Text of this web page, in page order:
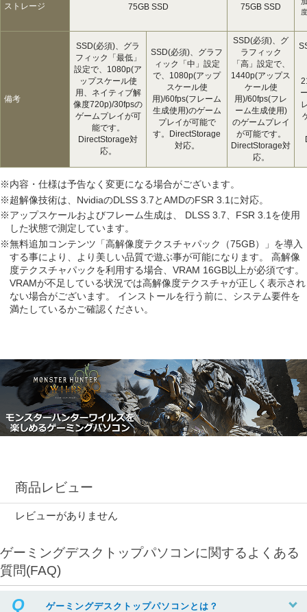
ストレージ 75GB SSD 75GB SSD
備考
SSD(必須)、グラ
フィック「最低」
設定で、1080p(ア
ップスケール使
用、ネイティブ解
像度720p)/30fpsの
ゲームプレイが可
能です。
DirectStorage対
応。
SSD(必須)、グラフ
ィック「中」設定
で、1080p(アップ
スケール使
用)/60fps(フレーム
生成使用)のゲーム
プレイが可能で
す。DirectStorage
対応。
SSD(必須)、グ
ラフィック
「高」設定で、
1440p(アップス
ケール使
用)/60fps(フレ
ーム生成使用)
のゲームプレイ
が可能です。
DirectStorage対
応。
※内容・仕様は予告なく変更になる場合がございます。
※超解像技術は、NvidiaのDLSS 3.7とAMDのFSR 3.1に対応。
※アップスケールおよびフレーム生成は、 DLSS 3.7、FSR 3.1を使用
した状態で測定しています。
※無料追加コンテンツ「高解像度テクスチャパック（75GB）」を導入
する事により、より美しい品質で遊ぶ事が可能になります。 高解像
度テクスチャパックを利用する場合、VRAM 16GB以上が必須です。
VRAMが不足している状況では高解像度テクスチャが正しく表示され
ない場合がございます。 インストールを行う前に、システム要件を
満たしているかご確認ください。
商品レビュー
レビューがありません
ゲーミングデスクトップパソコンに関するよくある
質問(FAQ)
ゲーミングデスクトップパソコンとは？